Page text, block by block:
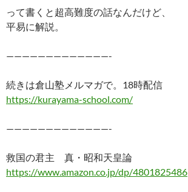
って書くと超高難度の話なんだけど、
平易に解説。
—————————————-
続きは倉山塾メルマガで。18時配信
https://kurayama-school.com/
—————————————-
救国の君主 真・昭和天皇論
https://www.amazon.co.jp/dp/4801825486